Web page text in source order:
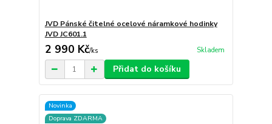
JVD Pánské čitelné ocelové náramkové hodinky
JVD JC601.1
2 990 Kč/ks Skladem
Přidat do košíku
Novinka
Doprava ZDARMA